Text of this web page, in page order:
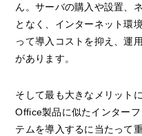
ん。サーバの購入や設置、
となく、インターネット環
って導入コストを抑え、運
があります。
そして最も大きなメリット
Office製品に似たインター
テムを導入するに当たって